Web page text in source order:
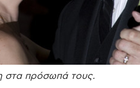
στα πρόσωπά τους.